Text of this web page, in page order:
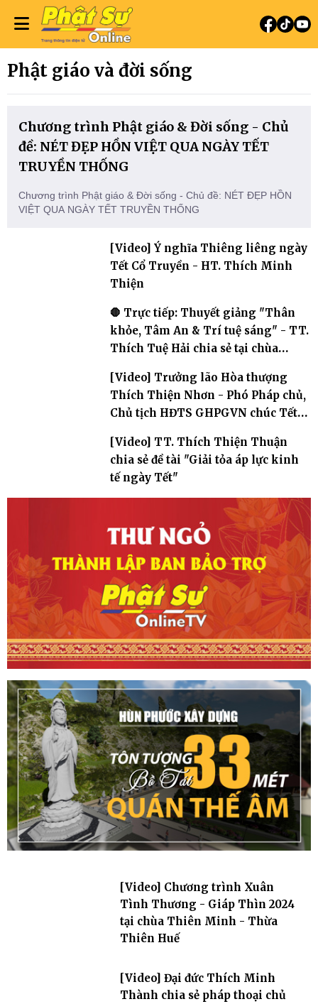
Phật giáo và đời sống
Chương trình Phật giáo & Đời sống - Chủ
đề: NÉT ĐẸP HỒN VIỆT QUA NGÀY TẾT
TRUYỀN THỐNG
Chương trình Phật giáo & Đời sống - Chủ đề: NÉT ĐẸP HỒN
VIỆT QUA NGÀY TẾT TRUYỀN THỐNG
[Video] Ý nghĩa Thiêng liêng ngày
Tết Cổ Truyền - HT. Thích Minh
Thiện
🛑 Trực tiếp: Thuyết giảng "Thân
khỏe, Tâm An & Trí tuệ sáng" - TT.
Thích Tuệ Hải chia sẻ tại chùa
[Video] Trưởng lão Hòa thượng
Thích Thiện Nhơn - Phó Pháp chủ,
Chủ tịch HĐTS GHPGVN chúc Tết
[Video] TT. Thích Thiện Thuận
chia sẻ đề tài "Giải tỏa áp lực kinh
tế ngày Tết"
[Video] Chương trình Xuân
Tình Thương - Giáp Thìn 2024
tại chùa Thiên Minh - Thừa
Thiên Huế
[Video] Đại đức Thích Minh
Thành chia sẻ pháp thoại chủ